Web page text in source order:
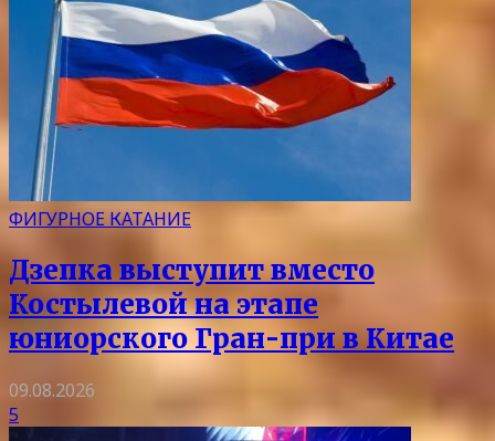
ФИГУРНОЕ КАТАНИЕ
Дзепка выступит вместо
Костылевой на этапе
юниорского Гран-при в Китае
09.08.2026
5